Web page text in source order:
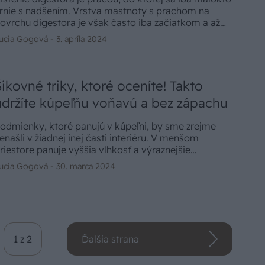
s nadšením. Vrstva mastnoty s prachom na
digestora je však často iba začiatkom a až
pohľad na digestor odhalí najväčšie výzvy. Ako
vyčistiť digestor a prečo by ste túto činnosť nemali
Gogová - 3. apríla 2024
triky, ktoré oceníte! Takto
kúpeľňu voňavú a bez zápachu
ktoré panujú v kúpeľni, by sme zrejme
v žiadnej inej časti interiéru. V menšom
panuje vyššia vlhkosť a výraznejšie
teplôt. Nečudo, že práve v kúpeľni je
náročné udržať sviežu arómu, ktoré by potešila
návštevy.
Gogová - 30. marca 2024
1 z 2 Ďalšia strana